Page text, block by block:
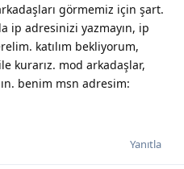
görmemiz için şart.
ip adresinizi yazmayın, ip
katılım bekliyorum,
kurarız. mod arkadaşlar,
benim msn adresim:
Yanıtla